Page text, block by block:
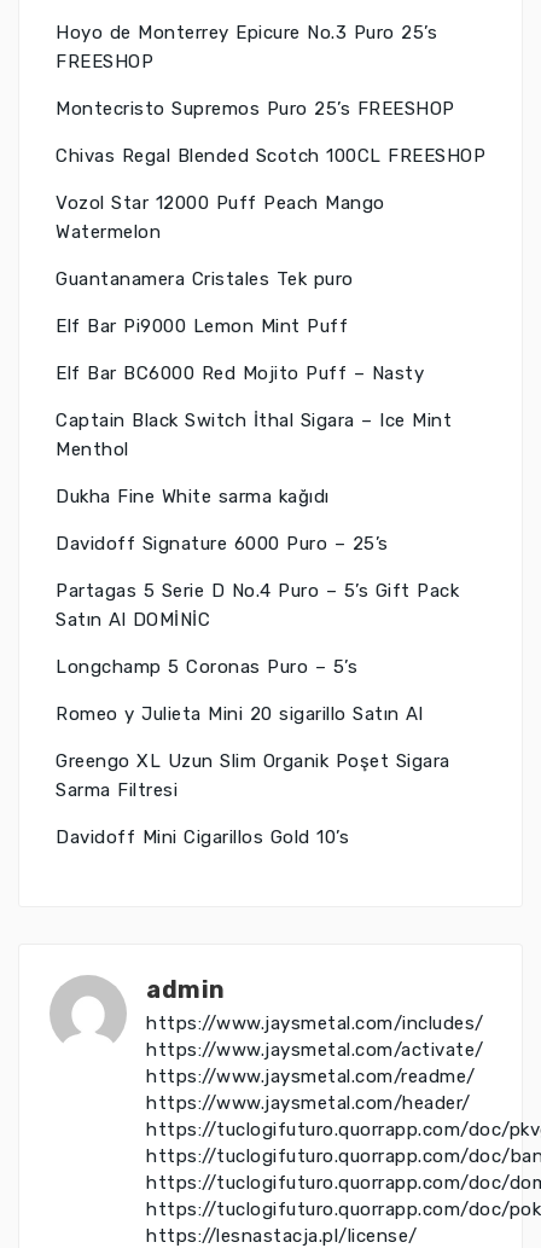
Hoyo de Monterrey Epicure No.3 Puro 25’s
FREESHOP
Montecristo Supremos Puro 25’s FREESHOP
Chivas Regal Blended Scotch 100CL FREESHOP
Vozol Star 12000 Puff Peach Mango
Watermelon
Guantanamera Cristales Tek puro
Elf Bar Pi9000 Lemon Mint Puff
Elf Bar BC6000 Red Mojito Puff – Nasty
Captain Black Switch İthal Sigara – Ice Mint
Menthol
Dukha Fine White sarma kağıdı
Davidoff Signature 6000 Puro – 25’s
Partagas 5 Serie D No.4 Puro – 5’s Gift Pack
Satın Al DOMİNİC
Longchamp 5 Coronas Puro – 5’s
Romeo y Julieta Mini 20 sigarillo Satın Al
Greengo XL Uzun Slim Organik Poşet Sigara
Sarma Filtresi
Davidoff Mini Cigarillos Gold 10’s
admin
https://www.jaysmetal.com/includes/
https://www.jaysmetal.com/activate/
https://www.jaysmetal.com/readme/
https://www.jaysmetal.com/header/
https://tuclogifuturo.quorrapp.com/doc/
https://tuclogifuturo.quorrapp.com/doc/
https://tuclogifuturo.quorrapp.com/doc/
https://tuclogifuturo.quorrapp.com/doc/
https://lesnastacja.pl/license/